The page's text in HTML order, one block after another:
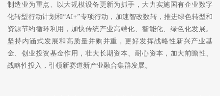
制造业为重点、以大规模设备更新为抓手，大力实施国有企业数字
化转型行动计划和“AI+”专项行动，加速智改数转，推进绿色转型和
资源节约循环利用，加快传统产业高端化、智能化、绿色化发展。
坚持内涵式发展和高质量并购并重，更好发挥战略性新兴产业基
金、创业投资基金作用，壮大长期资本、耐心资本，加大前瞻性、
战略性投入，引领新赛道新产业融合集群发展。